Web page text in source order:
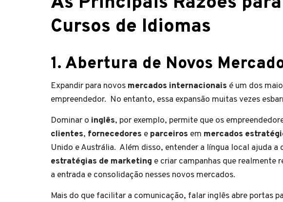
Cursos de Idiomas
1. Abertura de Novos
Expandir para novos mercados internacionais é um dos
empreendedor. No entanto, essa expansão muitas vezes
Dominar o inglês, por exemplo, permite que os
clientes, fornecedores e parceiros em mercados
Unido e Austrália. Além disso, entender a língua local ajuda a
estratégias de marketing e criar campanhas que
a entrada e consolidação nesses novos mercados.
Mais do que facilitar a comunicação, falar inglês abre portas